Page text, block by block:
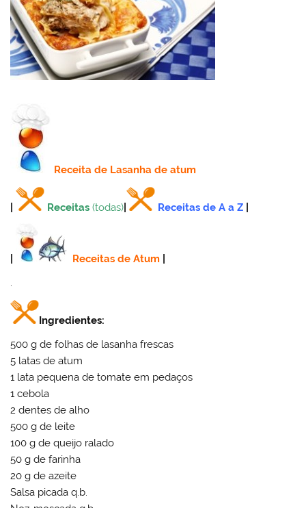
Receitade Lasanha de atum
Receitas (todas) Receitas de A a Z
Receitas de Atum
.
Ingredientes:
500 g de folhas de lasanha frescas
5 latas de atum
1 lata pequena de tomate em pedaços
1 cebola
2 dentes de alho
500 g de leite
100 g de queijo ralado
50 g de farinha
20 g de azeite
Salsa picada q.b.